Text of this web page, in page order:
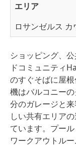
エリア
ロサンゼルス
ショッピング、
ドコミュニティ
のすぐそばに屋
機はバルコニー
分のガレージと
しい共有エリア
ています。プー
ワークアウトルー